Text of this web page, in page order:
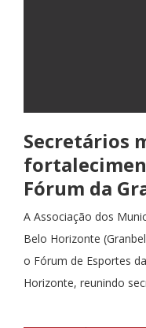
Secretários
Fórum da
A Associação dos
Belo Horizonte
o Fórum de Esportes
Horizonte, reunindo